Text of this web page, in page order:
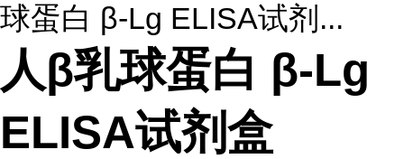
球蛋白 β-Lg ELISA试剂...
人β乳球蛋白 β-Lg
ELISA试剂盒